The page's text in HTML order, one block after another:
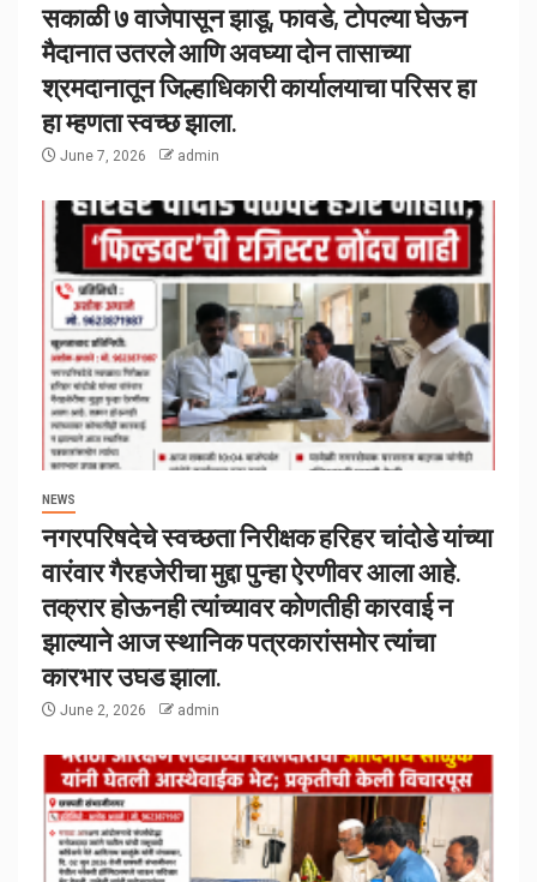
सकाळी ७ वाजेपासून झाडू, फावडे, टोपल्या घेऊन
मैदानात उतरले आणि अवघ्या दोन तासाच्या
श्रमदानातून जिल्हाधिकारी कार्यालयाचा परिसर हा
हा म्हणता स्वच्छ झाला.
June 7, 2026 admin
NEWS
नगरपरिषदेचे स्वच्छता निरीक्षक हरिहर चांदोडे यांच्या
वारंवार गैरहजेरीचा मुद्दा पुन्हा ऐरणीवर आला आहे.
तक्रार होऊनही त्यांच्यावर कोणतीही कारवाई न
झाल्याने आज स्थानिक पत्रकारांसमोर त्यांचा
कारभार उघड झाला.
June 2, 2026 admin